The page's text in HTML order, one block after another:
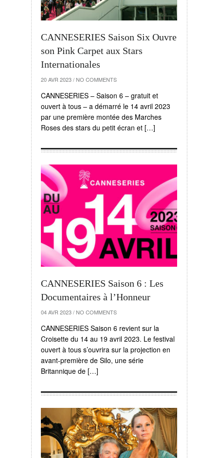
CANNESERIES Saison Six Ouvre
son Pink Carpet aux Stars
Internationales
20 AVR 2023 / NO COMMENTS
CANNESERIES – Saison 6 – gratuit et
ouvert à tous – a démarré le 14 avril 2023
par une première montée des Marches
Roses des stars du petit écran et […]
CANNESERIES Saison 6 : Les
Documentaires à l’Honneur
04 AVR 2023 / NO COMMENTS
CANNESERIES Saison 6 revient sur la
Croisette du 14 au 19 avril 2023. Le festival
ouvert à tous s’ouvrira sur la projection en
avant-première de Silo, une série
Britannique de […]